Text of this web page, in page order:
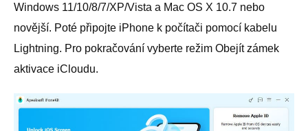
Windows 11/10/8/7/XP/Vista a Mac OS X 10.7 nebo
novější. Poté připojte iPhone k počítači pomocí kabelu
Lightning. Pro pokračování vyberte režim Obejít zámek
aktivace iCloudu.